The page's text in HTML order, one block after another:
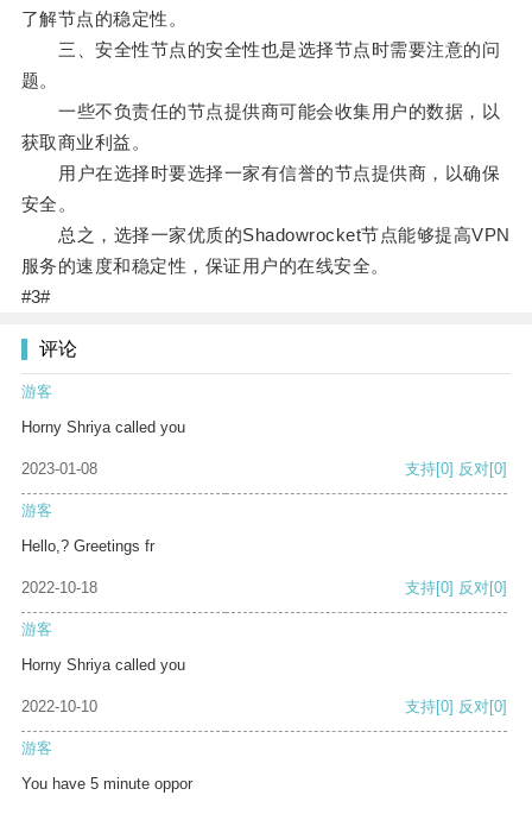
了解节点的稳定性。
三、安全性节点的安全性也是选择节点时需要注意的问
题。
一些不负责任的节点提供商可能会收集用户的数据，以
获取商业利益。
用户在选择时要选择一家有信誉的节点提供商，以确保
安全。
总之，选择一家优质的Shadowrocket节点能够提高VPN
服务的速度和稳定性，保证用户的在线安全。
#3#
评论
游客
Horny Shriya called you
2023-01-08 支持[0] 反对[0]
游客
Hello,? Greetings fr
2022-10-18 支持[0] 反对[0]
游客
Horny Shriya called you
2022-10-10 支持[0] 反对[0]
游客
You have 5 minute oppor